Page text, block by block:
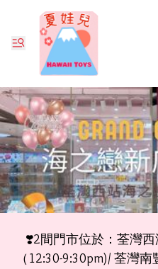
❣️2間門市位於：荃灣
（12:30-9:30pm)/ 荃灣